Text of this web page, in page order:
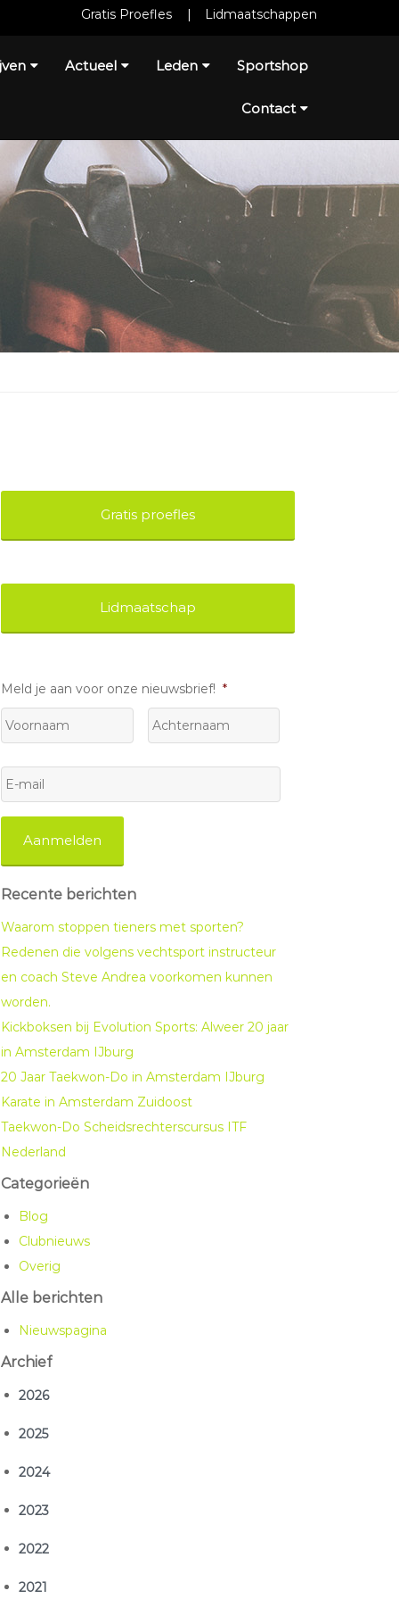
Gratis Proefles | Lidmaatschappen
Actueel Leden Sportshop
Contact
Gratis proefles
Lidmaatschap
Meld je aan voor onze nieuwsbrief! *
Voornaam Achternaam
E-
mail *
Recente berichten
Waarom stoppen tieners met sporten?
Redenen die volgens vechtsport instructeur
en coach Steve Andrea voorkomen kunnen
worden.
Kickboksen bij Evolution Sports: Alweer 20 jaar
in Amsterdam IJburg
20 Jaar Taekwon-Do in Amsterdam IJburg
Karate in Amsterdam Zuidoost
Taekwon-Do Scheidsrechterscursus ITF
Nederland
Categorieën
Blog
Clubnieuws
Overig
Alle berichten
Nieuwspagina
Archief
2026
2025
2024
2023
2022
2021